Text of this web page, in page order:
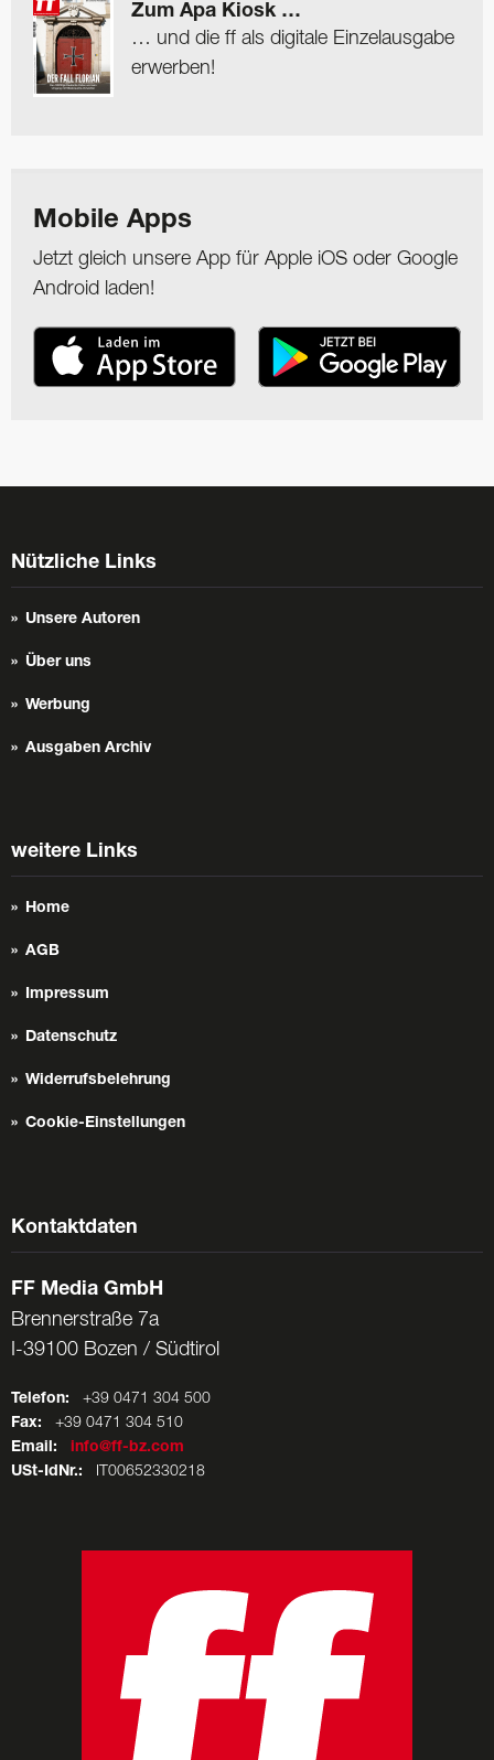
Zum Apa Kiosk …
… und die ff als digitale Einzelausgabe
erwerben!
Mobile Apps
Jetzt gleich unsere App für Apple iOS oder Google
Android laden!
Nützliche Links
Unsere Autoren
Über uns
Werbung
Ausgaben Archiv
weitere Links
Home
AGB
Impressum
Datenschutz
Widerrufsbelehrung
Cookie-Einstellungen
Kontaktdaten
FF Media GmbH
Brennerstraße 7a
I-39100 Bozen / Südtirol
Telefon: +39 0471 304 500
Fax: +39 0471 304 510
Email:
info@ff-bz.com
USt-IdNr.: IT00652330218